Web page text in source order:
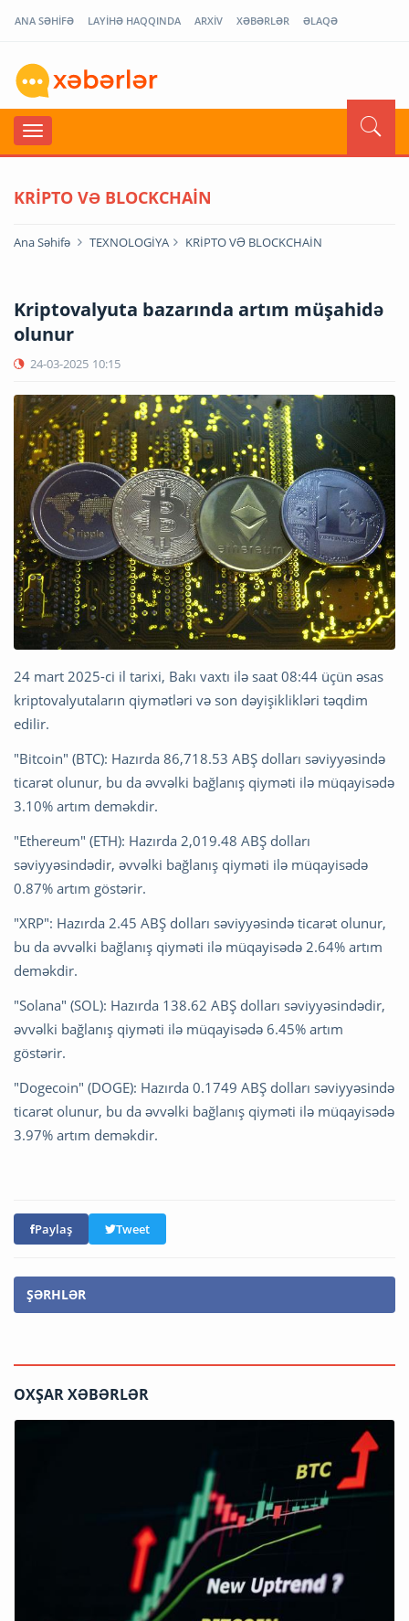
ANA SƏHİFƏ LAYİHƏ HAQQINDA ARXİV XƏBƏRLƏR ƏLAQƏ
KRİPTO VƏ BLOCKCHAİN
Ana Səhifə TEXNOLOGİYA KRİPTO VƏ BLOCKCHAİN
Kriptovalyuta bazarında artım müşahidə
olunur
24-03-2025 10:15
24 mart 2025-ci il tarixi, Bakı vaxtı ilə saat 08:44 üçün əsas
kriptovalyutaların qiymətləri və son dəyişiklikləri təqdim
edilir.
"Bitcoin" (BTC): Hazırda 86,718.53 ABŞ dolları səviyyəsində
ticarət olunur, bu da əvvəlki bağlanış qiyməti ilə müqayisədə
3.10% artım deməkdir.
"Ethereum" (ETH): Hazırda 2,019.48 ABŞ dolları
səviyyəsindədir, əvvəlki bağlanış qiyməti ilə müqayisədə
0.87% artım göstərir.
"XRP": Hazırda 2.45 ABŞ dolları səviyyəsində ticarət olunur,
bu da əvvəlki bağlanış qiyməti ilə müqayisədə 2.64% artım
deməkdir.
"Solana" (SOL): Hazırda 138.62 ABŞ dolları səviyyəsindədir,
əvvəlki bağlanış qiyməti ilə müqayisədə 6.45% artım
göstərir.
"Dogecoin" (DOGE): Hazırda 0.1749 ABŞ dolları səviyyəsində
ticarət olunur, bu da əvvəlki bağlanış qiyməti ilə müqayisədə
3.97% artım deməkdir.
Paylaş Tweet
ŞƏRHLƏR
OXŞAR XƏBƏRLƏR